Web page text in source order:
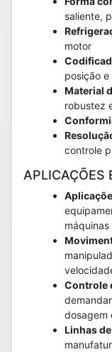
saliente,
motor
posição
Material
robustez
controle
APLICAÇÕES
Controle
dosagem
Linhas